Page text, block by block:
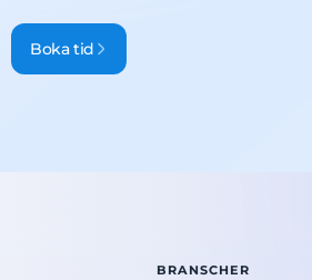
Boka tid
BRANSCHER